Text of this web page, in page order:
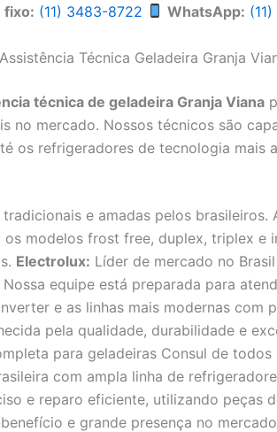
fixo: (11) 3483-8722 WhatsApp:
Técnica Geladeira Granja
técnica de geladeira Granja Viana
no mercado. Nossos técnicos são
os refrigeradores de tecnologia mais
e amadas pelos brasileiros.
os modelos frost free, duplex, triplex e
Electrolux: Líder de mercado no
equipe está preparada para
e as linhas mais modernas com
pela qualidade, durabilidade e
para geladeiras Consul de
com ampla linha de
e reparo eficiente, utilizando peças
e grande presença no